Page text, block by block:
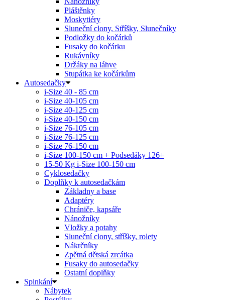
Pláštěnky
Moskytiéry
Sluneční clony, Stříšky, Slunečníky
Podložky do kočárků
Fusaky do kočárku
Rukávníky
Držáky na láhve
Stupátka ke kočárkům
Autosedačky
i-Size 40 - 85 cm
i-Size 40-105 cm
i-Size 40-125 cm
i-Size 40-150 cm
i-Size 76-105 cm
i-Size 76-125 cm
i-Size 76-150 cm
i-Size 100-150 cm + Podsedáky 126+
15-50 Kg i-Size 100-150 cm
Cyklosedačky
Doplňky k autosedačkám
Základny a base
Adaptéry
Chrániče, kapsáře
Nánožníky
Vložky a potahy
Sluneční clony, stříšky, rolety
Nákrčníky
Zpětná dětská zrcátka
Fusaky do autosedačky
Ostatní doplňky
Spinkání
Nábytek